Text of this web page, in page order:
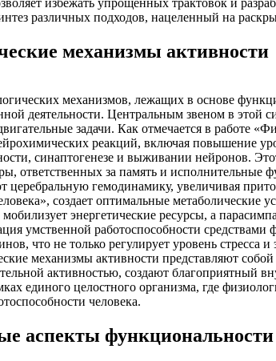
избежать упрощенных трактовок и
различных подходов, нацеленный на
механизмы активности
механизмов, лежащих в основе
деятельности. Центральным звеном в этой
задачи. Как отмечается в работе
реакций, включая повышение
синаптогенезе и выживании нейронов.
ответственных за память и исполнительные
гемодинамику, увеличивая
создает оптимальные метаболические
энергетические ресурсы, а
умственной работоспособности
что не только регулирует уровень
механизмы активности представляют
активностью, создают благоприятный
единого целостного организма, где
человека.
аспекты функциональности